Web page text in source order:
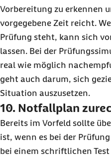
Vorbereitung zu erkennen
vorgegebene Zeit reicht.
Prüfung steht, kann sich
lassen. Bei der
real wie möglich
geht auch darum, sich
Situation auszusetzen.
10. Notfallplan
Bereits im Vorfeld sollte
ist, wenn es bei der
bei einem schriftlichen